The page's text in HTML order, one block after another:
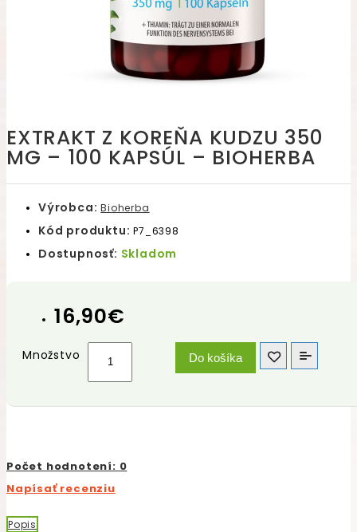
EXTRAKT Z KOREŇA KUDZU 350
MG – 100 KAPSÚL – BIOHERBA
Výrobca: Bioherba
Kód produktu: P7_6398
Dostupnosť: Skladom
16,90€
Množstvo Do košíka
Počet hodnotení: 0
Napísať recenziu
Popis